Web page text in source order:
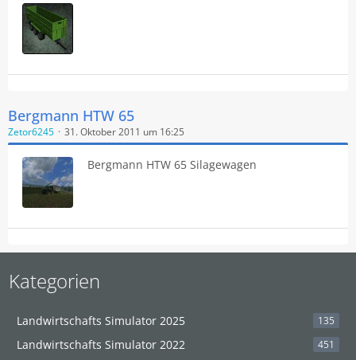
Bergmann HTW 65
Zetor6245 31. Oktober 2011 um 16:25
Bergmann HTW 65 Silagewagen
Kategorien
Landwirtschafts Simulator 2025 135
Landwirtschafts Simulator 2022 451